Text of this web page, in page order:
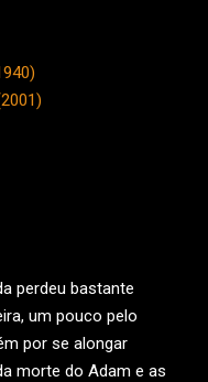
perdeu bastante
um pouco pelo
por se alongar
morte do Adam e as